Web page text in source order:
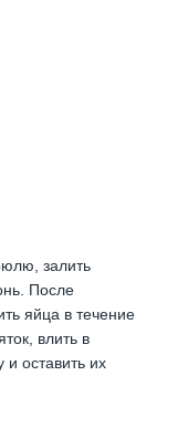
залить
После
яйца в течение
влить в
оставить их